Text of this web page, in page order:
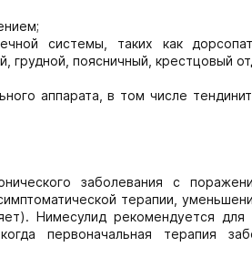
системы, таких как
поясничный, крестцовый
аппарата, в том числе
заболевания с
терапии,
Нимесулид рекомендуется для
первоначальная терапия